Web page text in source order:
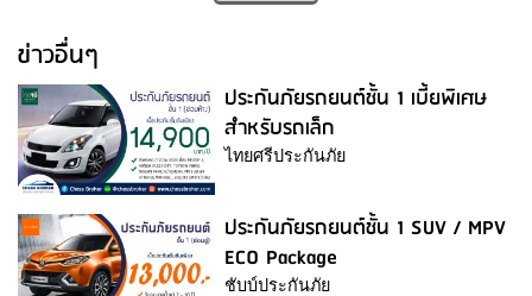
ข่าวอื่นๆ
ประกันภัยรถยนต์ชั้น 1 เบี้ยพิเศษ
สำหรับรถเล็ก
ไทยศรีประกันภัย
ประกันภัยรถยนต์ชั้น 1 SUV / MPV
ECO Package
ชับบ์ประกันภัย